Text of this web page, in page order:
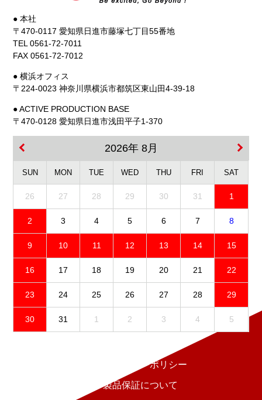
● 本社
〒470-0117 愛知県日進市藤塚七丁目55番地
TEL 0561-72-7011
FAX 0561-72-7012
● 横浜オフィス
〒224-0023 神奈川県横浜市都筑区東山田4-39-18
● ACTIVE PRODUCTION BASE
〒470-0128 愛知県日進市浅田平子1-370
2026年 8月
SUN MON TUE WED THU FRI SAT
26 27 28 29 30 31 1
2 3 4 5 6 7 8
9 10 11 12 13 14 15
16 17 18 19 20 21 22
23 24 25 26 27 28 29
30 31 1 2 3 4 5
プライバシーポリシー
製品保証について